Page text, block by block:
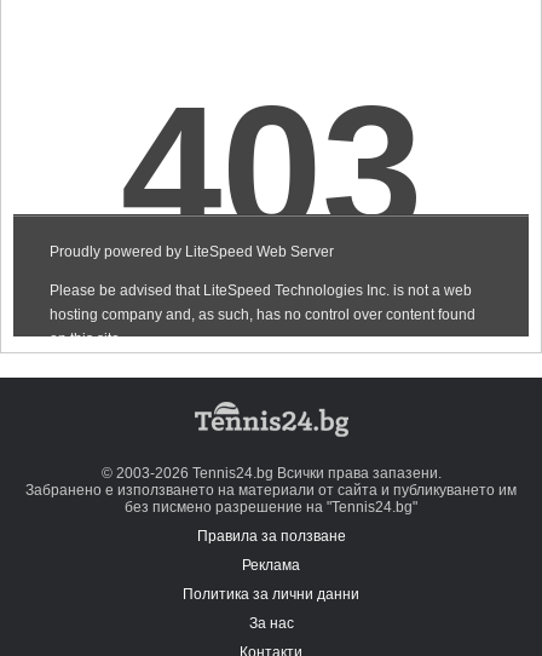
© 2003-2026 Tennis24.bg Всички права запазени.
Забранено е използването на материали от сайта и публикуването им
без писмено разрешение на "Tennis24.bg"
Правила за ползване
Реклама
Политика за лични данни
За нас
Контакти